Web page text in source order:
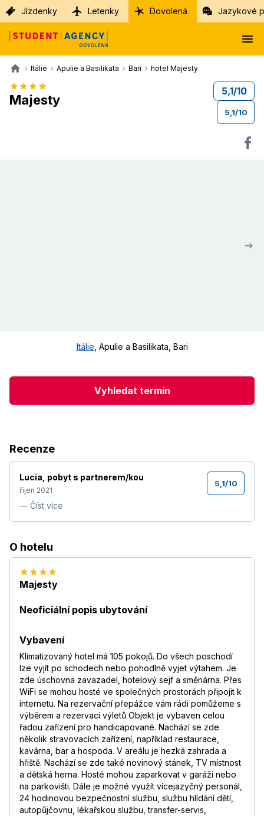
Jízdenky Letenky Dovolená Jazykové
Itálie Apulie a Basilikata Bari hotel Majesty
Majesty
5,1/10
5,1/10
Itálie Apulie a Basilikata Bari
Vyhledat termín
Recenze
Lucia pobyt s partnerem/kou
říjen 2021
— Číst více
5,1/10
O hotelu
Majesty
Neoficiální popis ubytování
Vybavení
Klimatizovaný hotel má 105 pokojů. Do všech poschodí
lze vyjít po schodech nebo pohodlně vyjet výtahem. Je
zde úschovna zavazadel, hotelový sejf a směnárna. Přes
WiFi se mohou hosté ve společných prostorách připojit k
internetu. Na rezervační přepážce vám rádi pomůžeme s
výběrem a rezervací výletů Objekt je vybaven celou
řadou zařízení pro handicapované. Nachází se zde
několik stravovacích zařízení, například restaurace,
kavárna, bar a hospoda. V areálu je hezká zahrada a
hřiště. Nachází se zde také novinový stánek, TV místnost
a dětská herna. Hosté mohou zaparkovat v garáži nebo
na parkovišti. Dále je možné využít vícejazyčný personál,
24 hodinovou bezpečnostní službu, službu hlídání dětí,
autopůjčovnu, lékařskou službu, transfer-servis,